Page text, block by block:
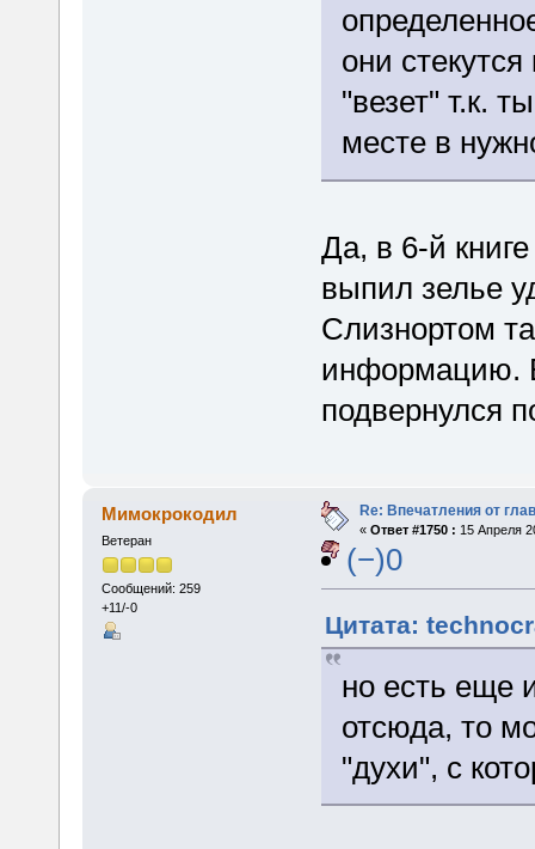
они
"везет" т.к.
месте в
Да, в 6-й
выпил зелье
Слизнортом
информацию.
подвернулся
Мимокрокодил
Ветеран
Сообщений: 259
+11/-0
Re: Впечатления от
« Ответ #1750 : 15 Апреля
(−)0
Цитата:
но есть еще
отсюда, то
"духи", с